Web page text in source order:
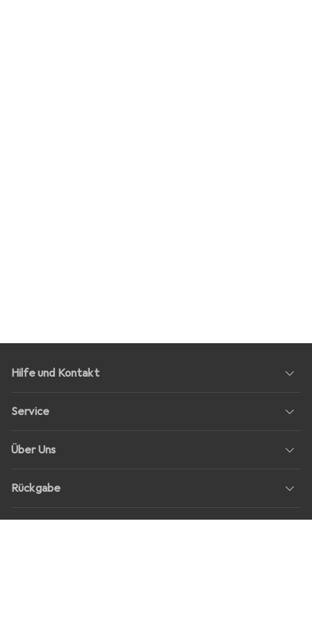
Hilfe und Kontakt
Service
Über Uns
Rückgabe